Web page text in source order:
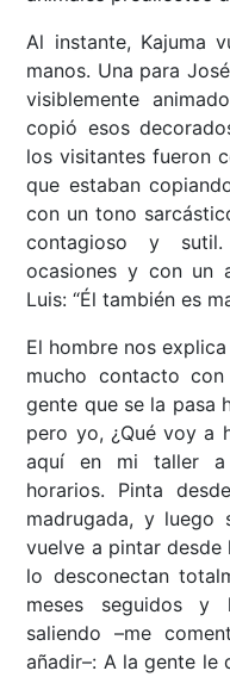
Al instante, Kajuma
manos. Una para
visiblemente
copió esos
los visitantes fueron
que estaban
con un tono
contagioso y
ocasiones y con un
Luis: “Él también es
El hombre nos
mucho contacto
gente que se la pasa
pero yo, ¿Qué voy a
aquí en mi taller a
horarios. Pinta
madrugada, y
vuelve a pintar desde
lo desconectan
meses seguidos
saliendo –me
añadir–: A la gente